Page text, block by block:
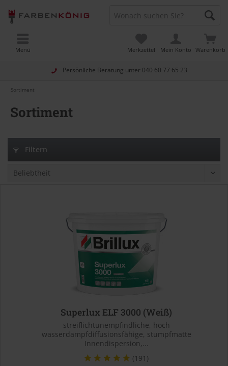
Persönliche Beratung unter 040 60 77 65 23
Warenkorb
Merkzettel Mein Konto
Menü
Sortiment
Sortiment
Filtern
Superlux ELF 3000 (Weiß)
streiflichtunempfindliche, hoch
wasserdampfdiffusionsfähige, stumpfmatte
Innendispersion,...
(191)